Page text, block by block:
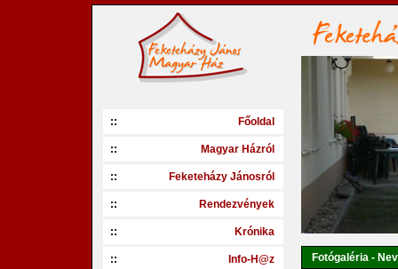
:: Főoldal
:: Magyar Házról
:: Feketeházy Jánosról
:: Rendezvények
:: Krónika
:: Info-H@z Fotógaléria -